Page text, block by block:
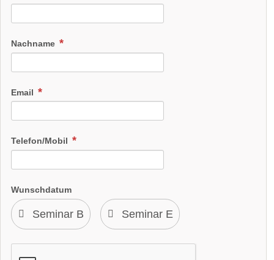
Nachname
Email
Telefon/Mobil
Wunschdatum